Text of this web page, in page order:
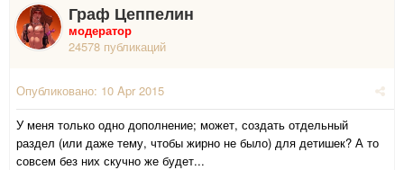
Граф Цеппелин
модератор
24578 публикаций
Опубликовано: 10 Apr 2015
У меня только одно дополнение; может, создать отдельный
раздел (или даже тему, чтобы жирно не было) для детишек? А то
совсем без них скучно же будет...